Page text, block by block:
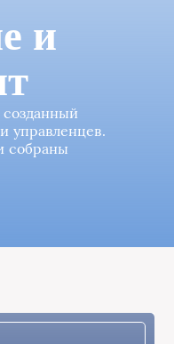
и
управленцев.
собраны